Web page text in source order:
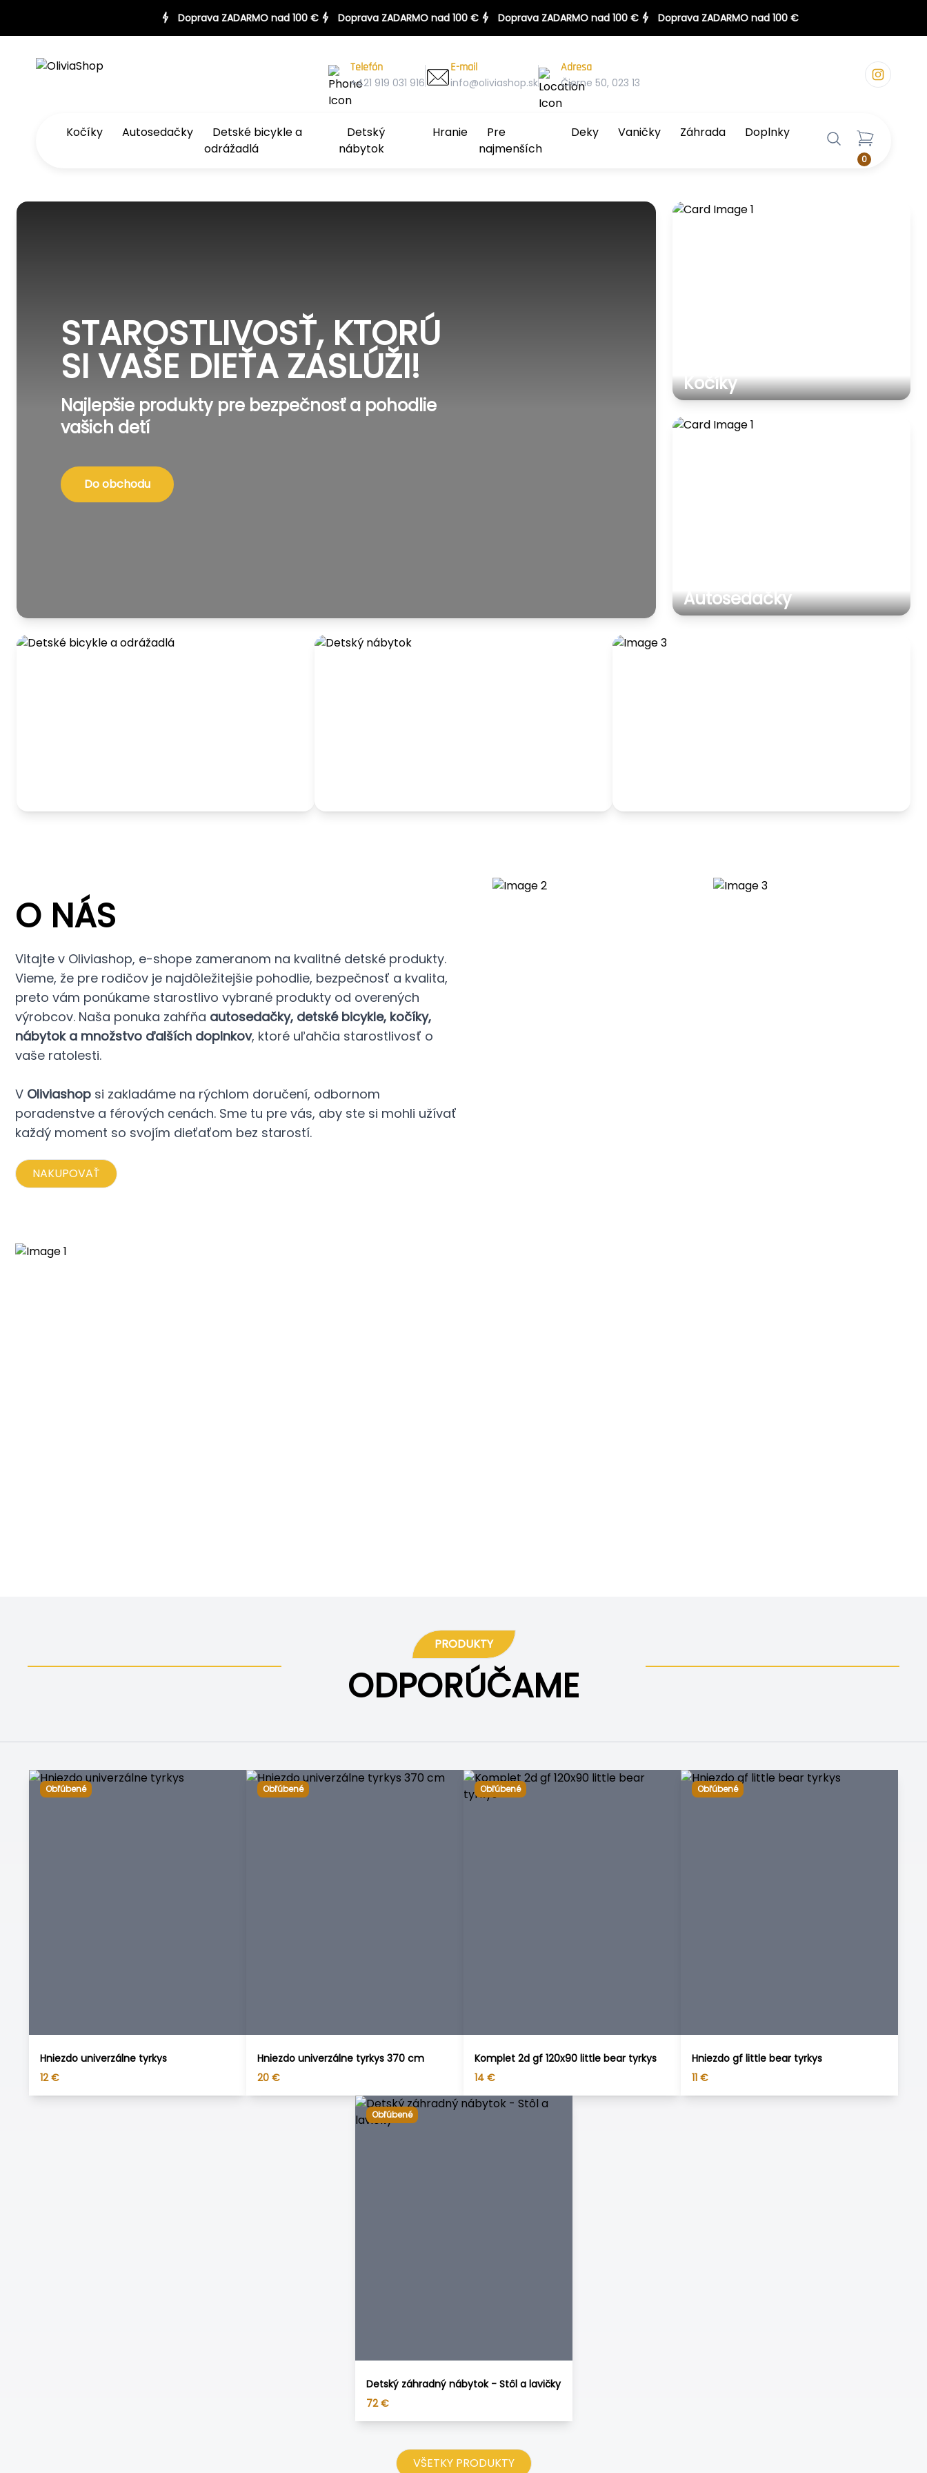
Doprava ZADARMO nad 100 € Doprava ZADARMO nad 100 € Doprava ZADARMO nad 100 €
Telefón
+421 919 031 916
E-mail
info@oliviashop.sk
Adresa
Čierne 50, 023 13
Kočíky Autosedačky
Detské bicykle a
odrážadlá
Detský
nábytok
Hranie
Pre
najmenších
Deky Vaničky Záhrada Doplnky
0
STAROSTLIVOSŤ, KTORÚ
SI VAŠE DIEŤA ZASLÚŽI!
Najlepšie produkty pre bezpečnosť a pohodlie
vašich detí
Do obchodu
Kočíky
Autosedačky
O NÁS
Vitajte v Oliviashop, e-shope zameranom na kvalitné detské produkty.
Vieme, že pre rodičov je najdôležitejšie pohodlie, bezpečnosť a kvalita,
preto vám ponúkame starostlivo vybrané produkty od overených
výrobcov. Naša ponuka zahŕňa autosedačky, detské bicykle, kočíky,
nábytok a množstvo ďalších doplnkov, ktoré uľahčia starostlivosť o
vaše ratolesti.
V Oliviashop si zakladáme na rýchlom doručení, odbornom
poradenstve a férových cenách. Sme tu pre vás, aby ste si mohli užívať
každý moment so svojím dieťaťom bez starostí.
NAKUPOVAŤ
PRODUKTY
ODPORÚČAME
Obľúbené
Hniezdo univerzálne tyrkys
12 €
Obľúbené
Hniezdo univerzálne tyrkys 370 cm
20 €
Obľúbené
Komplet 2d gf 120x90 little bear tyrkys
14 €
Obľúbené
Hniezdo gf little bear tyrkys
11 €
Obľúbené
Detský záhradný nábytok - Stôl a lavičky
72 €
VŠETKY PRODUKTY